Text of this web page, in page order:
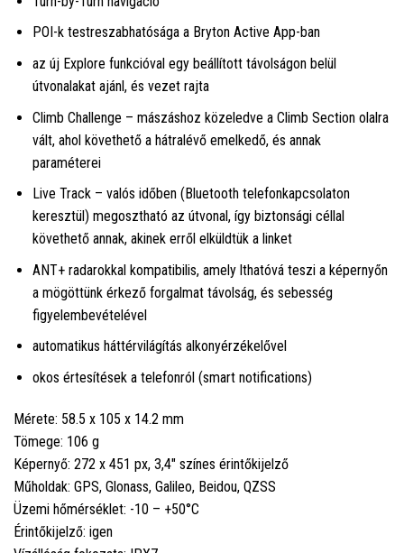
POI-k testreszabhatósága a Bryton Active App-ban
az új Explore funkcióval egy beállított távolságon belül
útvonalakat ajánl, és vezet rajta
Climb Challenge – mászáshoz közeledve a Climb Section olalra
vált, ahol követhető a hátralévő emelkedő, és annak
paraméterei
Live Track – valós időben (Bluetooth telefonkapcsolaton
keresztül) megosztható az útvonal, így biztonsági céllal
követhető annak, akinek erről elküldtük a linket
ANT+ radarokkal kompatibilis, amely lthatóvá teszi a képernyőn
a mögöttünk érkező forgalmat távolság, és sebesség
figyelembevételével
automatikus háttérvilágítás alkonyérzékelővel
okos értesítések a telefonról (smart notifications)
Mérete: 58.5 x 105 x 14.2 mm
Tömege: 106 g
Képernyő: 272 x 451 px, 3,4" színes érintőkijelző
Műholdak: GPS, Glonass, Galileo, Beidou, QZSS
Üzemi hőmérséklet: -10 – +50°C
Érintőkijelző: igen